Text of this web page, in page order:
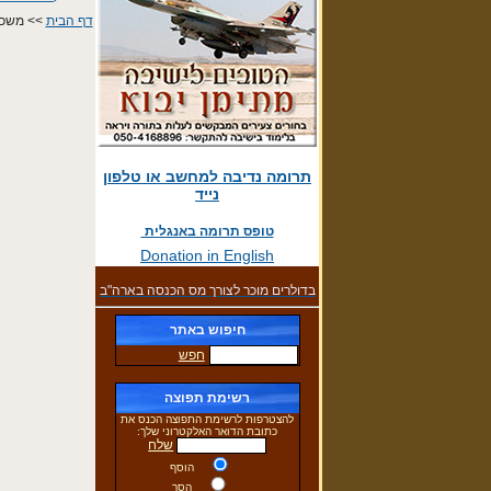
תרומה נדיבה למחשב או טלפון
נייד
טופס תרומה באנגלית
Donation in English
בדולרים מוכר לצורך מס הכנסה בארה"ב
חיפוש באתר
חפש
רשימת תפוצה
להצטרפות לרשימת התפוצה הכנס את
כתובת הדואר האלקטרוני שלך:
שלח
הוסף
הסר
דף הבית >>